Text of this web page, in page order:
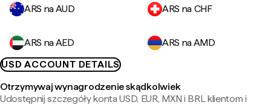
ARS na AUD ARS na CHF
ARS na AED
ARS na AMD
USD ACCOUNT DETAILS
Otrzymywaj wynagrodzenie skądkolwiek
Udostępnij szczegóły konta USD, EUR, MXN i BRL klientom i